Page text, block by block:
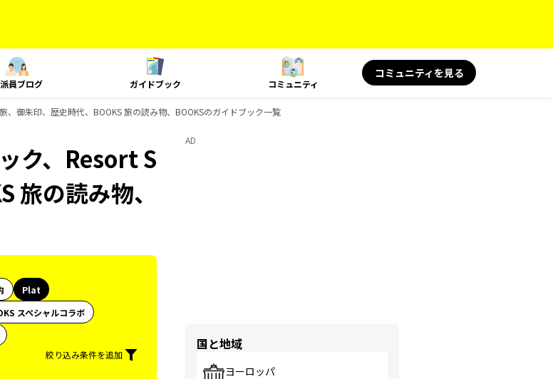
員ブログ ガイドブック コミュニティ
コミュニティを見る
御朱印、歴史時代、BOOKS 旅の読み物、BOOKSのガイドブック一覧
ク、Resort S
の読み物、
Plat
スペシャルコラボ
絞り込み条件を追加
AD
国と地域
ヨーロッパ